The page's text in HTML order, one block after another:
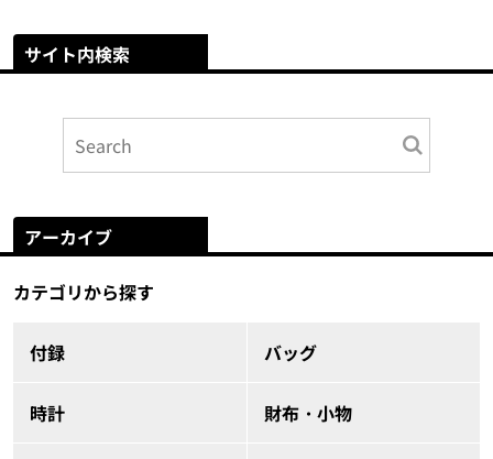
サイト内検索
アーカイブ
カテゴリから探す
付録 バッグ
時計 財布・小物